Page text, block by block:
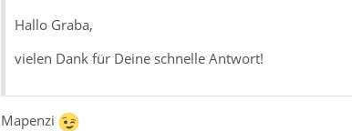
Hallo Graba,
vielen Dank für Deine schnelle Antwort!
Mapenzi